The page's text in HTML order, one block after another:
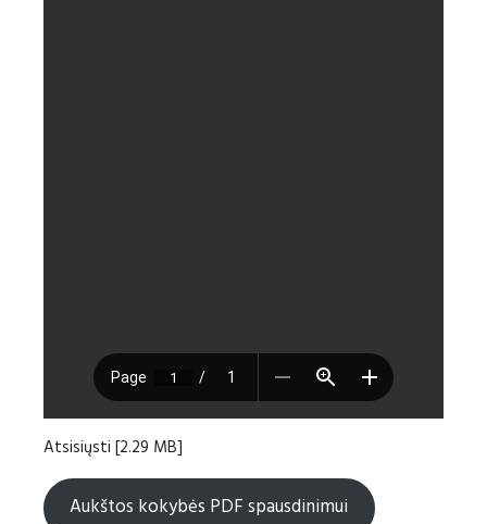
Atsisiųsti [2.29 MB]
Aukštos kokybės PDF spausdinimui